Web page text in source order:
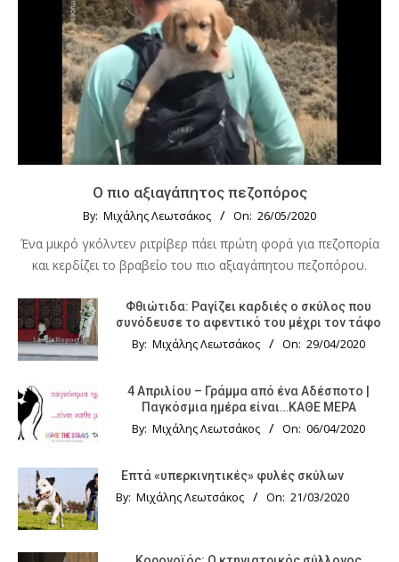
Ο πιο αξιαγάπητος πεζοπόρος
By: Μιχάλης Λεωτσάκος On: 26/05/2020
Ένα μικρό γκόλντεν ριτρίβερ πάει πρώτη φορά για πεζοπορία
και κερδίζει το βραβείο του πιο αξιαγάπητου πεζοπόρου.
Φθιώτιδα: Ραγίζει καρδιές ο σκύλος που
συνόδευσε το αφεντικό του μέχρι τον τάφο
By: Μιχάλης Λεωτσάκος On: 29/04/2020
4 Απριλίου – Γράμμα από ένα Αδέσποτο |
Παγκόσμια ημέρα είναι…ΚΑΘΕ ΜΕΡΑ
By: Μιχάλης Λεωτσάκος On: 06/04/2020
Επτά «υπερκινητικές» φυλές σκύλων
By: Μιχάλης Λεωτσάκος On: 21/03/2020